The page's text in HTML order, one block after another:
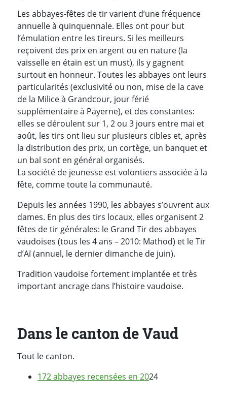
Les abbayes-fêtes de tir varient d’une fréquence
annuelle à quinquennale. Elles ont pour but
l’émulation entre les tireurs. Si les meilleurs
reçoivent des prix en argent ou en nature (la
vaisselle en étain est un must), ils y gagnent
surtout en honneur. Toutes les abbayes ont leurs
particularités (exclusivité ou non, mise de la cave
de la Milice à Grandcour, jour férié
supplémentaire à Payerne), et des constantes:
elles se déroulent sur 1, 2 ou 3 jours entre mai et
août, les tirs ont lieu sur plusieurs cibles et, après
la distribution des prix, un cortège, un banquet et
un bal sont en général organisés.
La société de jeunesse est volontiers associée à la
fête, comme toute la communauté.
Depuis les années 1990, les abbayes s’ouvrent aux
dames. En plus des tirs locaux, elles organisent 2
fêtes de tir générales: le Grand Tir des abbayes
vaudoises (tous les 4 ans – 2010: Mathod) et le Tir
d’Aï (annuel, le dernier dimanche de juin).
Tradition vaudoise fortement implantée et très
important ancrage dans l’histoire vaudoise.
Dans le canton de Vaud
Tout le canton.
172 abbayes recensées en 2024